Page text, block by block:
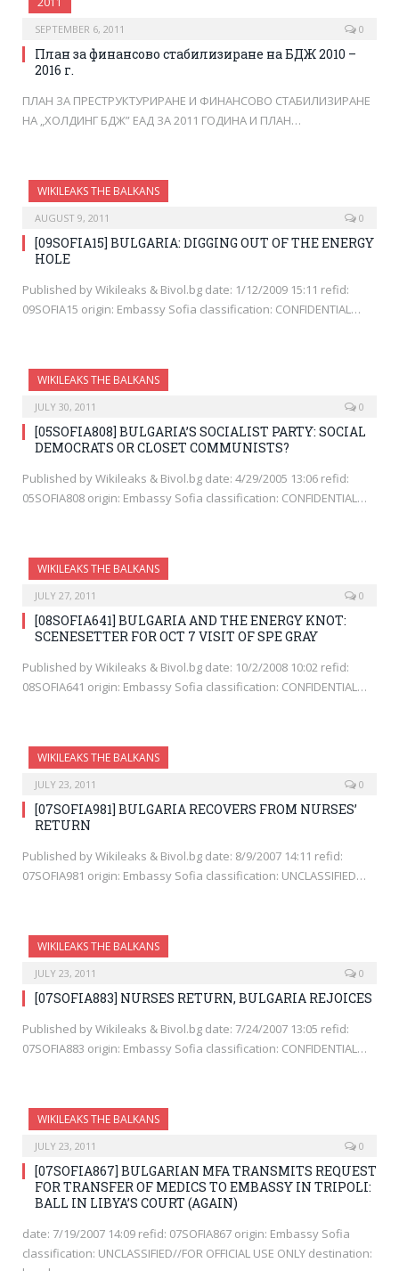
SEPTEMBER 6, 2011 0
План за финансово стабилизиране на БДЖ 2010 –
2016 г.
ПЛАН ЗА ПРЕСТРУКТУРИРАНЕ И ФИНАНСОВО СТАБИЛИЗИРАНЕ
НА „ХОЛДИНГ БДЖ” ЕАД ЗА 2011 ГОДИНА И ПЛАН…
WIKILEAKS THE BALKANS
AUGUST 9, 2011 0
[09SOFIA15] BULGARIA: DIGGING OUT OF THE ENERGY
HOLE
Published by Wikileaks & Bivol.bg date: 1/12/2009 15:11 refid:
09SOFIA15 origin: Embassy Sofia classification: CONFIDENTIAL…
WIKILEAKS THE BALKANS
JULY 30, 2011 0
[05SOFIA808] BULGARIA’S SOCIALIST PARTY: SOCIAL
DEMOCRATS OR CLOSET COMMUNISTS?
Published by Wikileaks & Bivol.bg date: 4/29/2005 13:06 refid:
05SOFIA808 origin: Embassy Sofia classification: CONFIDENTIAL…
WIKILEAKS THE BALKANS
JULY 27, 2011 0
[08SOFIA641] BULGARIA AND THE ENERGY KNOT:
SCENESETTER FOR OCT 7 VISIT OF SPE GRAY
Published by Wikileaks & Bivol.bg date: 10/2/2008 10:02 refid:
08SOFIA641 origin: Embassy Sofia classification: CONFIDENTIAL…
WIKILEAKS THE BALKANS
JULY 23, 2011 0
[07SOFIA981] BULGARIA RECOVERS FROM NURSES’
RETURN
Published by Wikileaks & Bivol.bg date: 8/9/2007 14:11 refid:
07SOFIA981 origin: Embassy Sofia classification: UNCLASSIFIED…
WIKILEAKS THE BALKANS
JULY 23, 2011 0
[07SOFIA883] NURSES RETURN, BULGARIA REJOICES
Published by Wikileaks & Bivol.bg date: 7/24/2007 13:05 refid:
07SOFIA883 origin: Embassy Sofia classification: CONFIDENTIAL…
WIKILEAKS THE BALKANS
JULY 23, 2011 0
[07SOFIA867] BULGARIAN MFA TRANSMITS REQUEST
FOR TRANSFER OF MEDICS TO EMBASSY IN TRIPOLI:
BALL IN LIBYA’S COURT (AGAIN)
date: 7/19/2007 14:09 refid: 07SOFIA867 origin: Embassy Sofia
classification: UNCLASSIFIED//FOR OFFICIAL USE ONLY destination: